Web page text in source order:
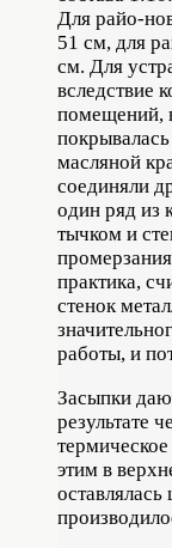
Для райо-
51 см, для
см. Для
вследствие
помещений,
масляной
соединяли
один ряд из
тычком и
практика,
стенок
работы, и
Засыпки
результате
этим в